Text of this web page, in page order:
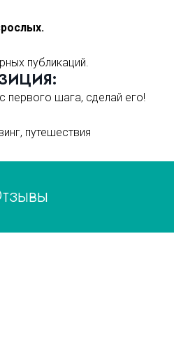
публикаций.
первого шага, сделай его!
путешествия